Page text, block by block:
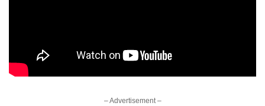
– Advertisement –